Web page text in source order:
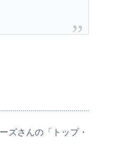
ズさんの「トップ・